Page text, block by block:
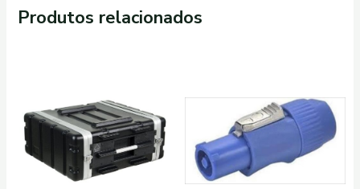
Produtos relacionados